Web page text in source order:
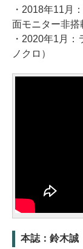
・2018年11月
面モニター非搭
・2020年1月
ノクロ）
本誌：鈴木誠